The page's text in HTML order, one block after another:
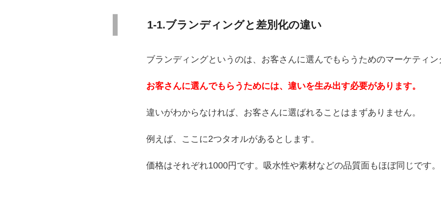
1-1.ブランディングと差別化の違い
ブランディングというのは、お客さんに選んでもらうためのマーケティン
お客さんに選んでもらうためには、違いを生み出す必要があります。
違いがわからなければ、お客さんに選ばれることはまずありません。
例えば、ここに2つタオルがあるとします。
価格はそれぞれ1000円です。吸水性や素材などの品質面もほぼ同じです。